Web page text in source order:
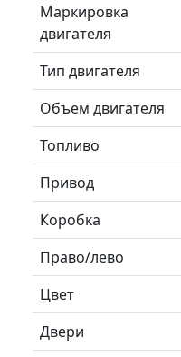
Маркировка
двигателя
Тип двигателя
Объем двигателя
Топливо
Привод
Коробка
Право/лево
Цвет
Двери